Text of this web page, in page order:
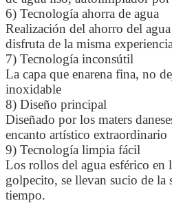
6) Tecnología ahorra de agua
Realización del ahorro del
disfruta de la misma
7) Tecnología inconsútil
La capa que enarena fina, no
inoxidable
8) Diseño principal
Diseñado por los maters
encanto artístico extraordinario
9) Tecnología limpia fácil
Los rollos del agua esférico en
golpecito, se llevan sucio de la
tiempo.